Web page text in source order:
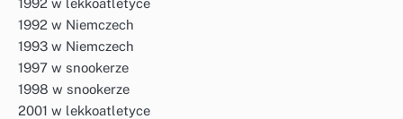
1992 w lekkoatletyce
1992 w Niemczech
1993 w Niemczech
1997 w snookerze
1998 w snookerze
2001 w lekkoatletyce